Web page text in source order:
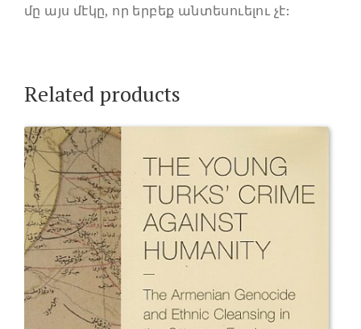
մը այս մէկը, որ երբեք անտեսուելու չէ:
Related products